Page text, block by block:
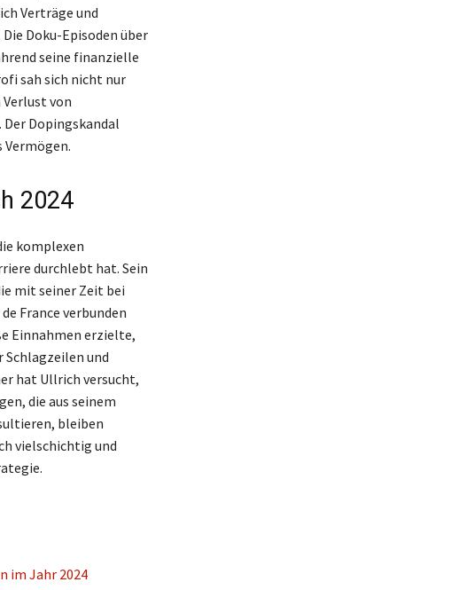
Verträge und
Doku-Episoden über
seine finanzielle
sah sich nicht nur
von
Dopingskandal
2024
komplexen
durchlebt hat. Sein
mit seiner Zeit bei
France verbunden
Einnahmen erzielte,
und
hat Ullrich versucht,
die aus seinem
bleiben
vielschichtig und
im Jahr 2024